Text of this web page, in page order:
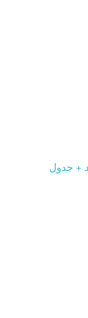
+ جدول